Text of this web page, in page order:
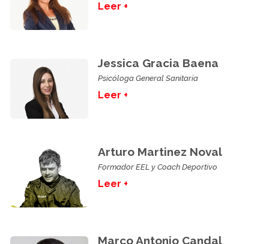
Leer +
Jessica Gracia Baena
Psicóloga General Sanitaria
Leer +
Arturo Martinez Noval
Formador EEL y Coach Deportivo
Leer +
Marco Antonio Candal